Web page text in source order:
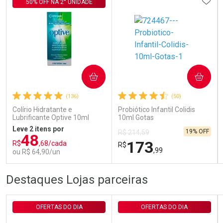
Comprar sem Desconto
Por R$ 143,94/cada
Comprar sem Desconto
Por R$ 143,94/cada
(136)
Colírio Hidratante e
Lubrificante Optive 10ml
50% OFF NA 2° UNIDADE
Leve 2 itens por
R$48,68/cada
ou R$ 64,90/un
COMPRAR
FECHAR
Laboratório
FECHAR
Por Menos
(50)
Probiótico Infantil Colidis
10ml Gotas
R$ 214,59
R$173,99
19% OFF
COMPRAR
Por Menos
Destaques Lojas parceiras
OFERTAS DO DIA OFERTAS DO DIA